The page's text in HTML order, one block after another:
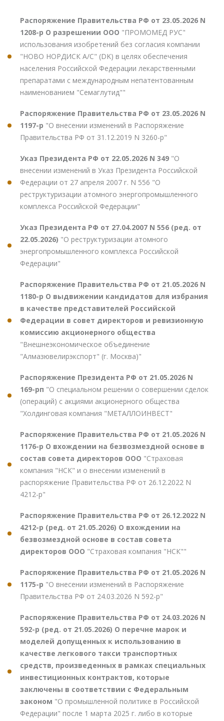
Распоряжение Правительства РФ от 23.05.2026 N
1208-р О разрешении ООО "ПРОМОМЕД РУС"
использования изобретений без согласия компании
"НОВО НОРДИСК А/С" (DK) в целях обеспечения
населения Российской Федерации лекарственными
препаратами с международным непатентованным
наименованием "Семаглутид""
Распоряжение Правительства РФ от 23.05.2026 N
1197-р "О внесении изменений в Распоряжение
Правительства РФ от 31.12.2019 N 3260-р"
Указ Президента РФ от 22.05.2026 N 349 "О
внесении изменений в Указ Президента Российской
Федерации от 27 апреля 2007 г. N 556 "О
реструктуризации атомного энергопромышленного
комплекса Российской Федерации"
Указ Президента РФ от 27.04.2007 N 556 (ред. от
22.05.2026) "О реструктуризации атомного
энергопромышленного комплекса Российской
Федерации"
Распоряжение Правительства РФ от 21.05.2026 N
1180-р О выдвижении кандидатов для избрания
в качестве представителей Российской
Федерации в совет директоров и ревизионную
комиссию акционерного общества
"Внешнеэкономическое объединение
"Алмазювелирэкспорт" (г. Москва)"
Распоряжение Президента РФ от 21.05.2026 N
169-рп "О специальном решении о совершении сделок
(операций) с акциями акционерного общества
"Холдинговая компания "МЕТАЛЛОИНВЕСТ"
Распоряжение Правительства РФ от 21.05.2026 N
1176-р О вхождении на безвозмездной основе в
состав совета директоров ООО "Страховая
компания "НСК" и о внесении изменений в
распоряжение Правительства РФ от 26.12.2022 N
4212-р"
Распоряжение Правительства РФ от 26.12.2022 N
4212-р (ред. от 21.05.2026) О вхождении на
безвозмездной основе в состав совета
директоров ООО "Страховая компания "НСК""
Распоряжение Правительства РФ от 21.05.2026 N
1175-р "О внесении изменений в Распоряжение
Правительства РФ от 24.03.2026 N 592-р"
Распоряжение Правительства РФ от 24.03.2026 N
592-р (ред. от 21.05.2026) О перечне марок и
моделей допущенных к использованию в
качестве легкового такси транспортных
средств, произведенных в рамках специальных
инвестиционных контрактов, которые
заключены в соответствии с Федеральным
законом "О промышленной политике в Российской
Федерации" после 1 марта 2025 г. либо в которые